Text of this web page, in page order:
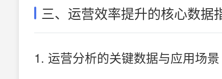
三、运营效率提升的核心数据
1. 运营分析的关键数据与应用场景